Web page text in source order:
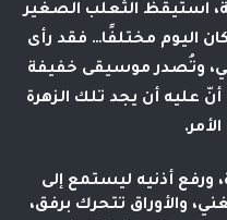
استيقظ الثعلب الصغير
اليوم مختلفًا… فقد رأى
وتُصدر موسيقى خفيفة
عليه أن يجد تلك الزهرة
أذنيه ليستمع إلى
والأوراق تتحرك برفق،